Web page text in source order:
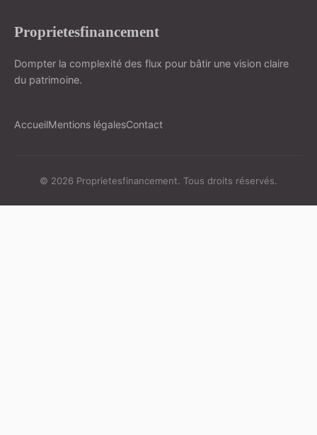
Proprietesfinancement
Dompter la complexité des flux pour bâtir une vision claire
du patrimoine.
AccueilMentions légalesContact
© 2026 Proprietesfinancement. Tous droits réservés.